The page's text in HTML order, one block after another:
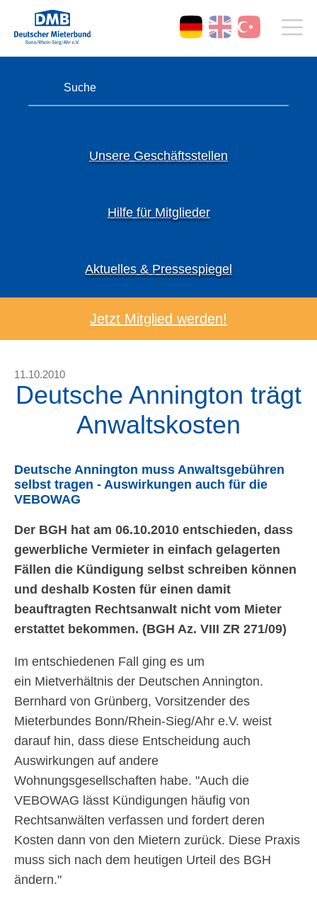
Unsere Geschäftsstellen
Hilfe für Mitglieder
Aktuelles & Pressespiegel
Jetzt Mitglied werden!
11.10.2010
Deutsche Annington trägt
Anwaltskosten
Deutsche Annington muss Anwaltsgebühren
selbst tragen - Auswirkungen auch für die
VEBOWAG
Der BGH hat am 06.10.2010 entschieden, dass
gewerbliche Vermieter in einfach gelagerten
Fällen die Kündigung selbst schreiben können
und deshalb Kosten für einen damit
beauftragten Rechtsanwalt nicht vom Mieter
erstattet bekommen. (BGH Az. VIII ZR 271/09)
Im entschiedenen Fall ging es um
ein Mietverhältnis der Deutschen Annington.
Bernhard von Grünberg, Vorsitzender des
Mieterbundes Bonn/Rhein-Sieg/Ahr e.V. weist
darauf hin, dass diese Entscheidung auch
Auswirkungen auf andere
Wohnungsgesellschaften habe. Auch die
VEBOWAG lässt Kündigungen häufig von
Rechtsanwälten verfassen und fordert deren
Kosten dann von den Mietern zurück. Diese Praxis
muss sich nach dem heutigen Urteil des BGH
ändern.